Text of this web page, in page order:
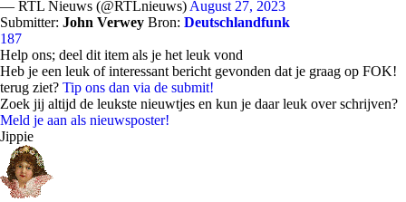
— RTL Nieuws (@RTLnieuws) August 27, 2023
Submitter: John Verwey Bron: Deutschlandfunk
187
Help ons; deel dit item als je het leuk vond
Heb je een leuk of interessant bericht gevonden dat je graag op FOK!
terug ziet? Tip ons dan via de submit!
Zoek jij altijd de leukste nieuwtjes en kun je daar leuk over schrijven?
Meld je aan als nieuwsposter!
Jippie